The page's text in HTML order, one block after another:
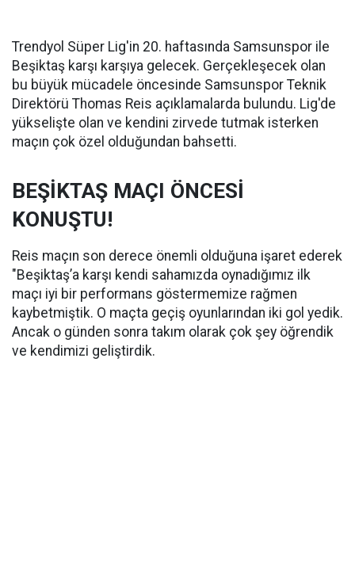
Trendyol Süper Lig'in 20. haftasında Samsunspor ile
Beşiktaş karşı karşıya gelecek. Gerçekleşecek olan
bu büyük mücadele öncesinde Samsunspor Teknik
Direktörü Thomas Reis açıklamalarda bulundu. Lig'de
yükselişte olan ve kendini zirvede tutmak isterken
maçın çok özel olduğundan bahsetti.
BEŞİKTAŞ MAÇI ÖNCESİ
KONUŞTU!
Reis maçın son derece önemli olduğuna işaret ederek
"Beşiktaş’a karşı kendi sahamızda oynadığımız ilk
maçı iyi bir performans göstermemize rağmen
kaybetmiştik. O maçta geçiş oyunlarından iki gol yedik.
Ancak o günden sonra takım olarak çok şey öğrendik
ve kendimizi geliştirdik.